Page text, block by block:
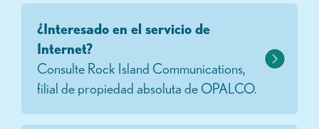
¿Interesado en el servicio de
Internet?
Consulte Rock Island Communications,
filial de propiedad absoluta de OPALCO.